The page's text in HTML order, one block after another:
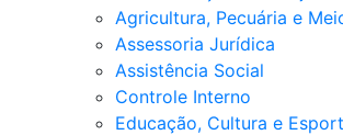
Agricultura, Pecuária e
Assessoria Jurídica
Assistência Social
Controle Interno
Educação, Cultura e